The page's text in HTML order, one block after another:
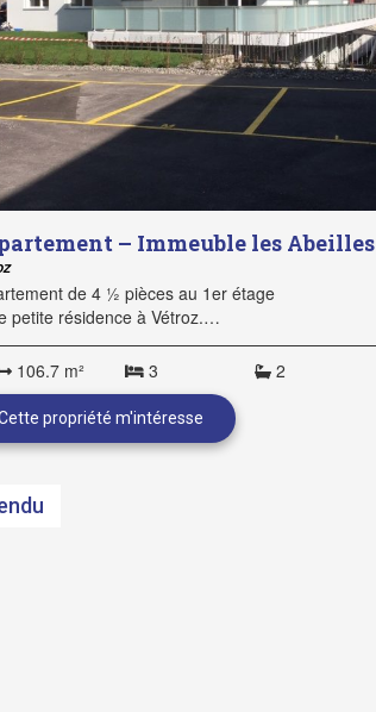
– ​Immeuble les Abeilles
de 4 ½ pièces au 1er étage
petite résidence à Vétroz.…
106.7 m² 3 2